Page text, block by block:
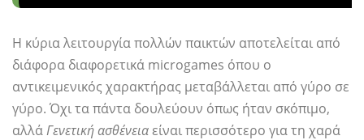
Η κύρια λειτουργία πολλών παικτών αποτελείται από
διάφορα διαφορετικά microgames όπου ο
αντικειμενικός χαρακτήρας μεταβάλλεται από γύρο σε
γύρο. Όχι τα πάντα δουλεύουν όπως ήταν σκόπιμο,
αλλάΓενετική ασθένειαείναι περισσότερο για τη χαρά